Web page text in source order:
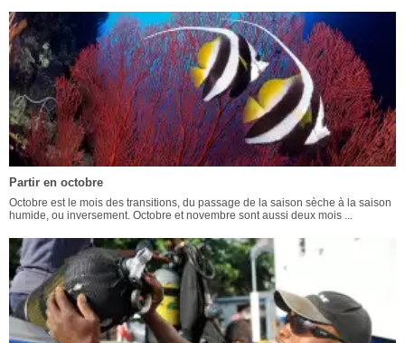
Partir en octobre
Octobre est le mois des transitions, du passage de la saison sèche à la saison
humide, ou inversement. Octobre et novembre sont aussi deux mois ...